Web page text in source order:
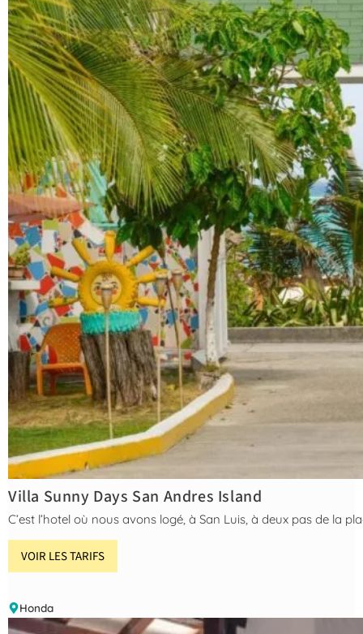
Villa Sunny Days San Andres Island
C’est l’hotel où nous avons logé, à San Luis, à deux pas de
VOIR LES TARIFS
Honda